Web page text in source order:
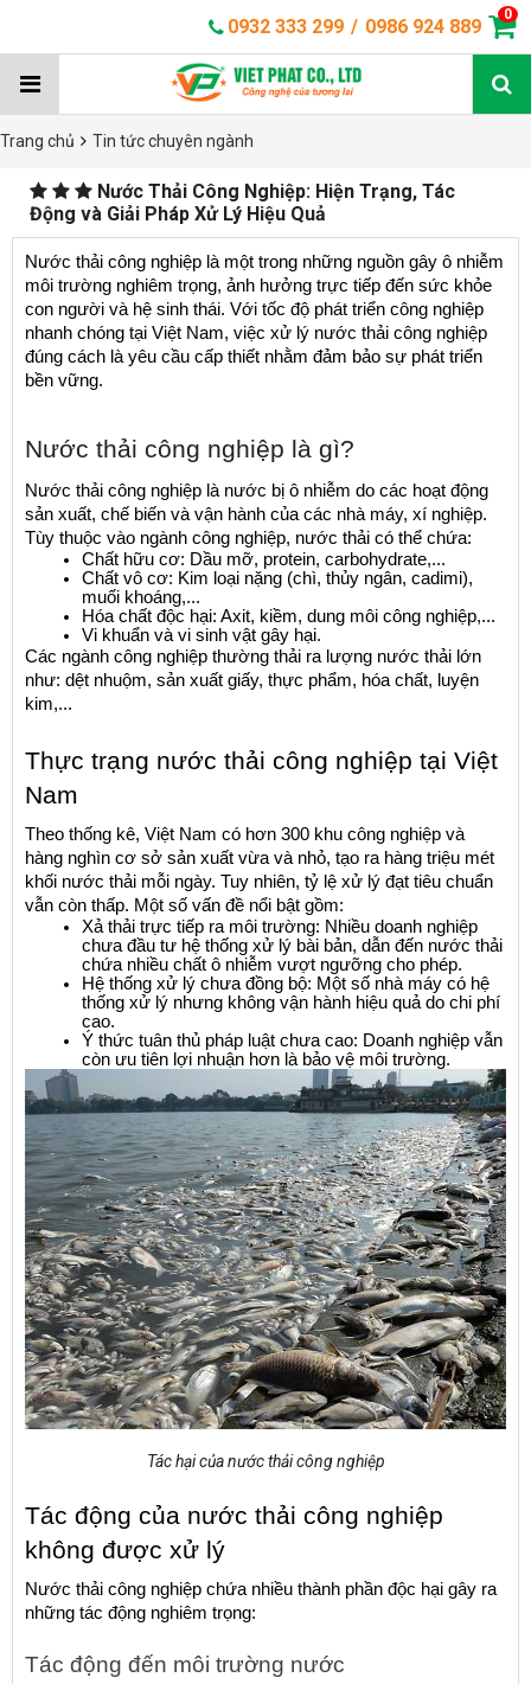
0932 333 299 / 0986 924 889
0
Trang chủ Tin tức chuyên ngành
Nước Thải Công Nghiệp: Hiện Trạng, Tác
Động và Giải Pháp Xử Lý Hiệu Quả
Nước thải công nghiệp là một trong những nguồn gây ô nhiễm
môi trường nghiêm trọng, ảnh hưởng trực tiếp đến sức khỏe
con người và hệ sinh thái. Với tốc độ phát triển công nghiệp
nhanh chóng tại Việt Nam, việc xử lý nước thải công nghiệp
đúng cách là yêu cầu cấp thiết nhằm đảm bảo sự phát triển
bền vững.
Nước thải công nghiệp là gì?
Nước thải công nghiệp là nước bị ô nhiễm do các hoạt động
sản xuất, chế biến và vận hành của các nhà máy, xí nghiệp.
Tùy thuộc vào ngành công nghiệp, nước thải có thể chứa:
Chất hữu cơ: Dầu mỡ, protein, carbohydrate,...
Chất vô cơ: Kim loại nặng (chì, thủy ngân, cadimi),
muối khoáng,...
Hóa chất độc hại: Axit, kiềm, dung môi công nghiệp,...
Vi khuẩn và vi sinh vật gây hại.
Các ngành công nghiệp thường thải ra lượng nước thải lớn
như: dệt nhuộm, sản xuất giấy, thực phẩm, hóa chất, luyện
kim,...
Thực trạng nước thải công nghiệp tại Việt
Nam
Theo thống kê, Việt Nam có hơn 300 khu công nghiệp và
hàng nghìn cơ sở sản xuất vừa và nhỏ, tạo ra hàng triệu mét
khối nước thải mỗi ngày. Tuy nhiên, tỷ lệ xử lý đạt tiêu chuẩn
vẫn còn thấp. Một số vấn đề nổi bật gồm:
Xả thải trực tiếp ra môi trường: Nhiều doanh nghiệp
chưa đầu tư hệ thống xử lý bài bản, dẫn đến nước thải
chứa nhiều chất ô nhiễm vượt ngưỡng cho phép.
Hệ thống xử lý chưa đồng bộ: Một số nhà máy có hệ
thống xử lý nhưng không vận hành hiệu quả do chi phí
cao.
Ý thức tuân thủ pháp luật chưa cao: Doanh nghiệp vẫn
còn ưu tiên lợi nhuận hơn là bảo vệ môi trường.
Tác hại của nước thải công nghiệp
Tác động của nước thải công nghiệp
không được xử lý
Nước thải công nghiệp chứa nhiều thành phần độc hại gây ra
những tác động nghiêm trọng:
Tác động đến môi trường nước